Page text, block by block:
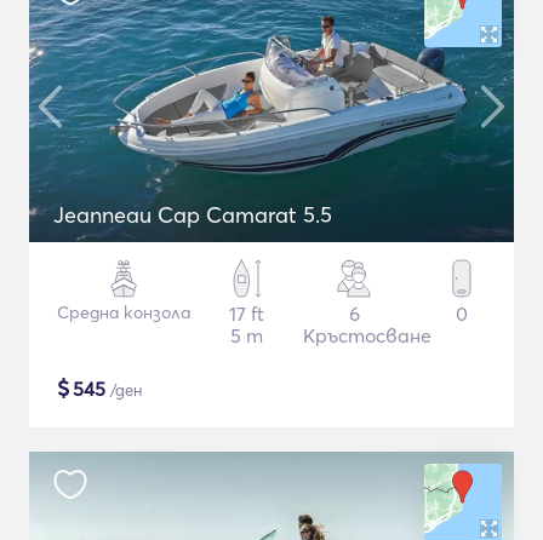
Jeanneau Cap Camarat 5.5
Средна конзола
17 ft
5 m
6
Кръстосване
0
$545 /ден